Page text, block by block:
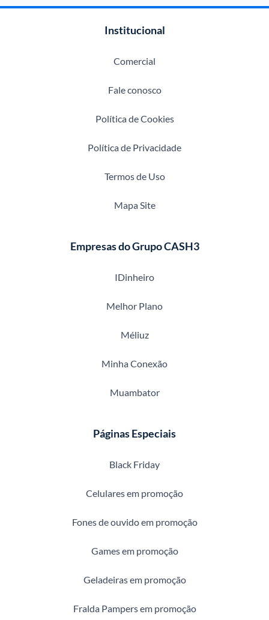
Institucional
Comercial
Fale conosco
Política de Cookies
Política de Privacidade
Termos de Uso
Mapa Site
Empresas do Grupo CASH3
IDinheiro
Melhor Plano
Méliuz
Minha Conexão
Muambator
Páginas Especiais
Black Friday
Celulares em promoção
Fones de ouvido em promoção
Games em promoção
Geladeiras em promoção
Fralda Pampers em promoção